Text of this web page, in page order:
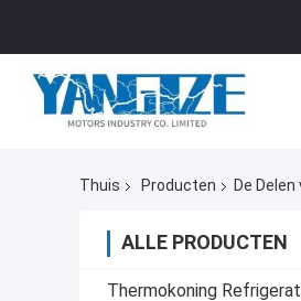
Thuis Producten De
ALLE PRODUCTEN
Thermokoning